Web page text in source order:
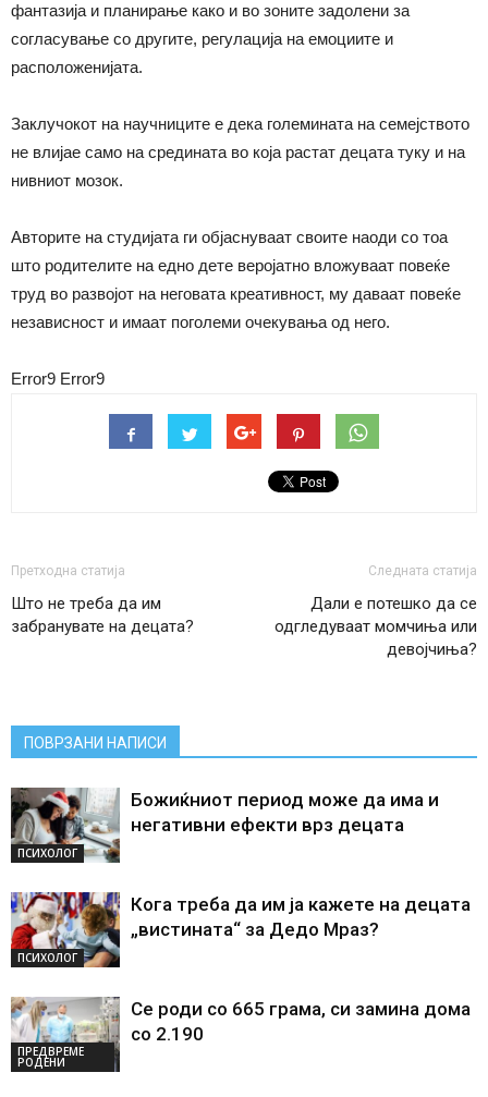
фантазија и планирање како и во зоните задолени за
согласување со другите, регулација на емоциите и
расположенијата.
Заклучокот на научниците е дека големината на семејството
не влијае само на средината во која растат децата туку и на
нивниот мозок.
Авторите на студијата ги објаснуваат своите наоди со тоа
што родителите на едно дете веројатно вложуваат повеќе
труд во развојот на неговата креативност, му даваат повеќе
независност и имаат поголеми очекувања од него.
Error9 Error9
Претходна статија
Што не треба да им
забранувате на децата?
Следната статија
Дали е потешко да се
одгледуваат момчиња или
девојчиња?
ПОВРЗАНИ НАПИСИ
ПСИХОЛОГ
Божиќниот период може да има и
негативни ефекти врз децата
ПСИХОЛОГ
Кога треба да им ја кажете на децата
„вистината“ за Дедо Мраз?
ПРЕДВРЕМЕ
РОДЕНИ
Се роди со 665 грама, си замина дома
со 2.190